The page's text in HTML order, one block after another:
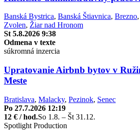
Banská Bystrica, Banská Štiavnica, Brezno,
Zvolen, Žiar nad Hronom
St 5.8.2026 9:38
Odmena v texte
súkromná inzercia
Upratovanie Airbnb bytov v
Meste
Bratislava, Malacky, Pezinok, Senec
Po 27.7.2026 12:19
12 € / hod.So 1.8. – Št 31.12.
Spotlight Production